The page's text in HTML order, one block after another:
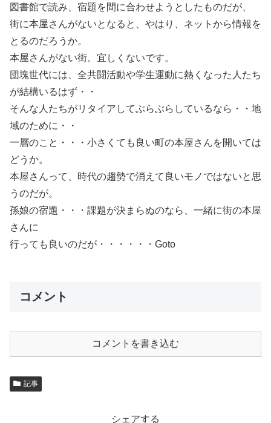
図書館で読み、宿題を間に合わせようとしたものだが、
街に本屋さんがないとなると、やはり、ネットから情報を
とるのだろうか。
本屋さんがない街。宜しくないです。
団塊世代には、全共闘活動や学生運動に熱くなった人たち
が結構いるはず・・
そんな人たちがリタイアしてぶらぶらしているなら・・地
域のために・・
一層のこと・・・小さくても良い町の本屋さんを開いては
どうか。
本屋さんって、時代の趨勢で消えて良いモノではないと思
うのだが。
孫娘の宿題・・・課題が決まらぬのなら、一緒に街の本屋
さんに
行っても良いのだが・・・・・・Goto
コメント
コメントを書き込む
記事
シェアする